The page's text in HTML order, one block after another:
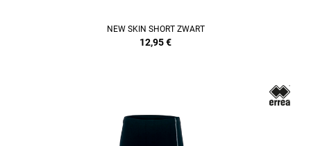
NEW SKIN SHORT ZWART
12,95€